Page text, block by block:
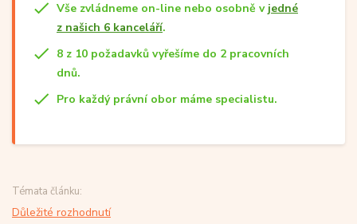
Vše zvládneme on-line nebo osobně v jedné
z našich 6 kanceláří.
8 z 10 požadavků vyřešíme do 2 pracovních
dnů.
Pro každý právní obor máme specialistu.
Témata článku:
Důležité rozhodnutí